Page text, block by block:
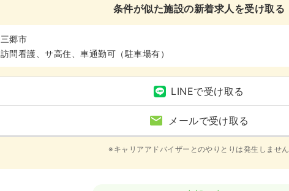
条件が似た施設の新着求人を受け取る
三郷市
訪問看護、サ高住、車通勤可（駐車場有）
LINEで受け取る
メールで受け取る
※キャリアアドバイザーとのやりとりは発生しません